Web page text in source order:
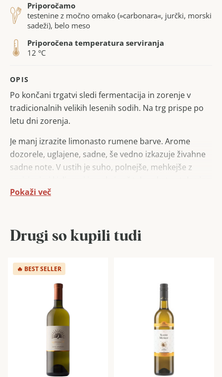
Priporočamo
testenine z močno omako (»carbonara«, jurčki, morski
sadeži), belo meso
Priporočena temperatura serviranja
12 °C
OPIS
Po končani trgatvi sledi fermentacija in zorenje v
tradicionalnih velikih lesenih sodih. Na trg prispe po
letu dni zorenja.
Je manj izrazite limonasto rumene barve. Arome
dozorele, uglajene, sadne, še vedno izkazuje živahne
sadne note. V ustih je suho, polnejše, mehkejše z
iz hiše Kogl.
Pokaži več
Drugi so kupili tudi
🔥 BEST SELLER